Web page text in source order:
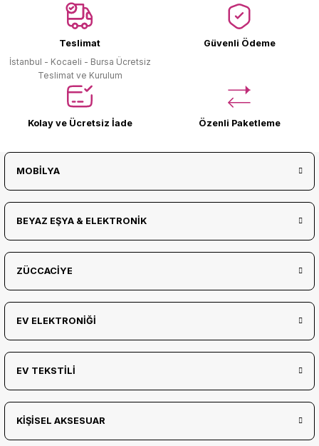
Teslimat
İstanbul - Kocaeli - Bursa Ücretsiz
Teslimat ve Kurulum
Güvenli Ödeme
Kolay ve Ücretsiz İade Özenli Paketleme
MOBİLYA
BEYAZ EŞYA & ELEKTRONİK
ZÜCCACİYE
EV ELEKTRONİĞİ
EV TEKSTİLİ
KİŞİSEL AKSESUAR